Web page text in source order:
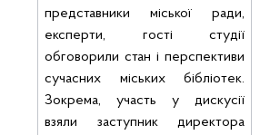
представники міської ради,
експерти, гості студії
обговорили стан і перспективи
сучасних міських бібліотек.
Зокрема, участь у дискусії
взяли
заступник директора